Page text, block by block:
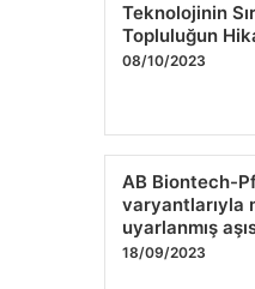
Teknolojinin
Topluluğun
08/10/2023
AB Biontech-
varyantlarıyla
uyarlanmış
18/09/2023